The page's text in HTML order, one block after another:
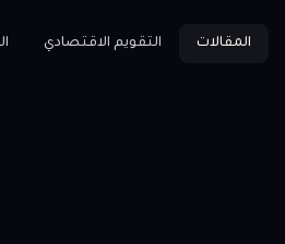
المقالات التقويم الاقتصادي